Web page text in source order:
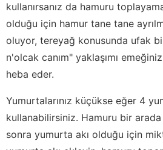
kullanırsanız da hamuru
olduğu için hamur tane tane
oluyor, tereyağ konusunda ufak
n'olcak canım" yaklaşımı
heba eder.
Yumurtalarınız küçükse eğer 4
kullanabilirsiniz. Hamuru bir
sonra yumurta akı olduğu için